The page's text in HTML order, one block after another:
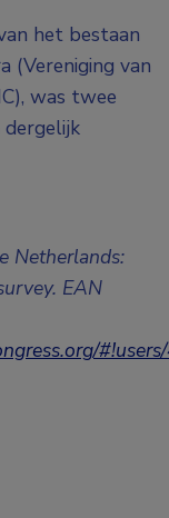
het bestaan
(Vereniging van
was twee
Netherlands:
EAN